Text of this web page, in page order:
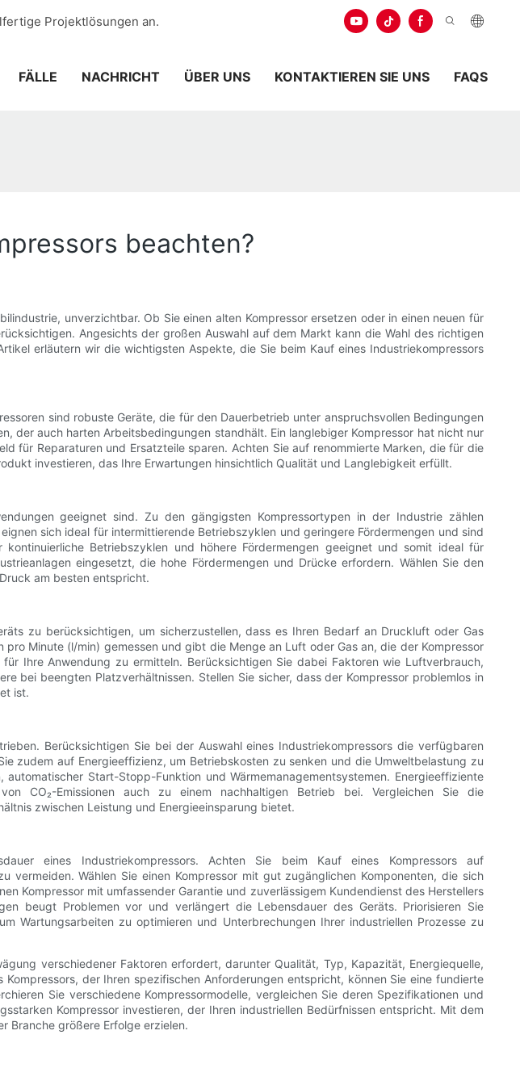
Projektlösungen an.
FÄLLE NACHRICHT ÜBER UNS KONTAKTIEREN SIE UNS FAQS
beachten?
unverzichtbar. Ob Sie einen alten Kompressor ersetzen oder in einen neuen für
Angesichts der großen Auswahl auf dem Markt kann die Wahl des richtigen
erläutern wir die wichtigsten Aspekte, die Sie beim Kauf eines Industriekompressors
sind robuste Geräte, die für den Dauerbetrieb unter anspruchsvollen Bedingungen
der auch harten Arbeitsbedingungen standhält. Ein langlebiger Kompressor hat nicht nur
für Reparaturen und Ersatzteile sparen. Achten Sie auf renommierte Marken, die für die
investieren, das Ihre Erwartungen hinsichtlich Qualität und Langlebigkeit erfüllt.
geeignet sind. Zu den gängigsten Kompressortypen in der Industrie zählen
sich ideal für intermittierende Betriebszyklen und geringere Fördermengen und sind
Betriebszyklen und höhere Fördermengen geeignet und somit ideal für
eingesetzt, die hohe Fördermengen und Drücke erfordern. Wählen Sie den
am besten entspricht.
zu berücksichtigen, um sicherzustellen, dass es Ihren Bedarf an Druckluft oder Gas
Minute (l/min) gemessen und gibt die Menge an Luft oder Gas an, die der Kompressor
Ihre Anwendung zu ermitteln. Berücksichtigen Sie dabei Faktoren wie Luftverbrauch,
bei beengten Platzverhältnissen. Stellen Sie sicher, dass der Kompressor problemlos in
ist.
Berücksichtigen Sie bei der Auswahl eines Industriekompressors die verfügbaren
zudem auf Energieeffizienz, um Betriebskosten zu senken und die Umweltbelastung zu
Start-Stopp-Funktion und Wärmemanagementsystemen. Energieeffiziente
CO₂-Emissionen auch zu einem nachhaltigen Betrieb bei. Vergleichen Sie die
zwischen Leistung und Energieeinsparung bietet.
eines Industriekompressors. Achten Sie beim Kauf eines Kompressors auf
Wählen Sie einen Kompressor mit gut zugänglichen Komponenten, die sich
Kompressor mit umfassender Garantie und zuverlässigem Kundendienst des Herstellers
beugt Problemen vor und verlängert die Lebensdauer des Geräts. Priorisieren Sie
Wartungsarbeiten zu optimieren und Unterbrechungen Ihrer industriellen Prozesse zu
verschiedener Faktoren erfordert, darunter Qualität, Typ, Kapazität, Energiequelle,
der Ihren spezifischen Anforderungen entspricht, können Sie eine fundierte
Sie verschiedene Kompressormodelle, vergleichen Sie deren Spezifikationen und
Kompressor investieren, der Ihren industriellen Bedürfnissen entspricht. Mit dem
Branche größere Erfolge erzielen.